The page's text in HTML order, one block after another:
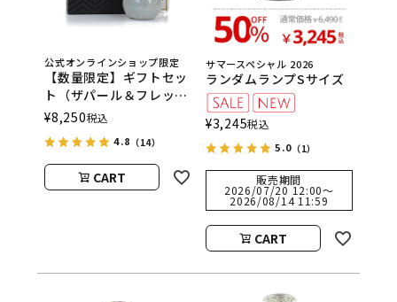
公式オンラインショップ限定
【数量限定】ギフトセッ
ト（ザパール＆フレッシ
ュリネン）
ASHLEIGH&BURWOOD
（アシュレイアンドバー
ウッド）
¥8,250税込
4.8 （14）
CART
サマースペシャル 2026
ランダムランプSサイズ
¥3,245税込
5.0（1）
販売期間
2026/07/20 12:00〜
2026/08/14 11:59
CART